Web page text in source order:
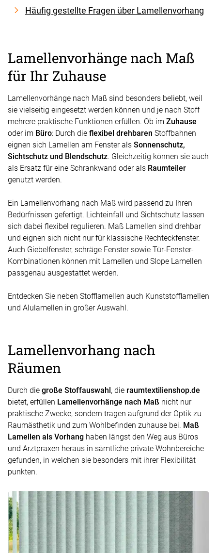
Häufig gestellte Fragen über Lamellenvorhang
Lamellenvorhänge nach Maß
für Ihr Zuhause
Lamellenvorhänge nach Maß sind besonders beliebt, weil
sie vielseitig eingesetzt werden können und je nach Stoff
mehrere praktische Funktionen erfüllen. Ob im Zuhause
oder im Büro: Durch die flexibel drehbaren Stoffbahnen
eignen sich Lamellen am Fenster als Sonnenschutz,
Sichtschutz und Blendschutz. Gleichzeitig können sie auch
als Ersatz für eine Schrankwand oder als Raumteiler
genutzt werden.
Ein Lamellenvorhang nach Maß wird passend zu Ihren
Bedürfnissen gefertigt. Lichteinfall und Sichtschutz lassen
sich dabei flexibel regulieren. Maß Lamellen sind drehbar
und eignen sich nicht nur für klassische Rechteckfenster.
Auch Giebelfenster, schräge Fenster sowie Tür-Fenster-
Kombinationen können mit Lamellen und Slope Lamellen
passgenau ausgestattet werden.
Entdecken Sie neben Stofflamellen auch Kunststofflamellen
und Alulamellen in großer Auswahl.
Lamellenvorhang nach
Räumen
Durch die große Stoffauswahl, die raumtextilienshop.de
bietet, erfüllen Lamellenvorhänge nach Maß nicht nur
praktische Zwecke, sondern tragen aufgrund der Optik zu
Raumästhetik und zum Wohlbefinden zuhause bei. Maß
Lamellen als Vorhang haben längst den Weg aus Büros
und Arztpraxen heraus in sämtliche private Wohnbereiche
gefunden, in welchen sie besonders mit ihrer Flexibilität
punkten.